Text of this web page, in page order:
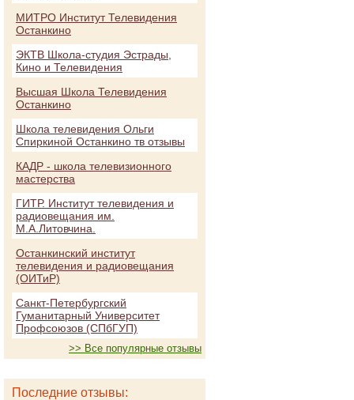
МИТРО Институт Телевидения
Останкино
ЭКТВ Школа-студия Эстрады,
Кино и Телевидения
Высшая Школа Телевидения
Останкино
Школа телевидения Ольги
Спиркиной Останкино тв отзывы
КАДР - школа телевизионного
мастерства
ГИТР. Институт телевидения и
радиовещания им.
М.А.Литовчина.
Останкинский институт
телевидения и радиовещания
(ОИТиР)
Санкт-Петербургский
Гуманитарный Университет
Профсоюзов (СПбГУП)
>> Все популярные отзывы
Последние отзывы: